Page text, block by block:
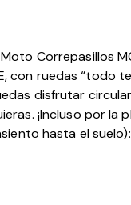
Correpasillos
con ruedas “todo
disfrutar
¡Incluso por la
hasta el